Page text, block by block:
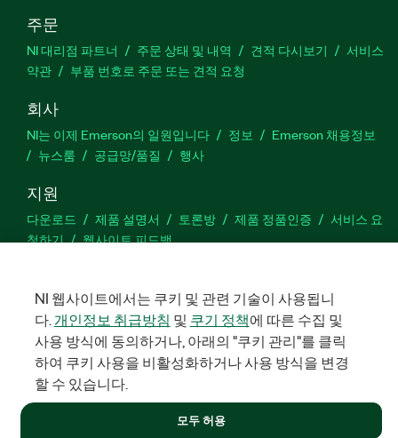
주문
NI 대리점 파트너 주문 상태 및 내역 견적 다시보기
서비스
약관
부품 번호로 주문 또는 견적 요청
회사
NI는 이제 Emerson의 일원입니다 정보
Emerson 채용정보
뉴스룸
공급망/품질 행사
지원
다운로드 제품 설명서 토론방 제품 정품인증
서비스 요
청하기
웹사이트 피드백
Facebook
TwitterLinkedIn
©NATIONAL INSTRUMENTS CORP. 판권 소유. 한국내쇼날인스트루먼
트㈜ | 주소: 서울특별시 영등포구 여의대로 108, 36층 (여의도동,
파크원 타워1) | 대표자: 수리후앗, 페드로와이안드라데 | 사업자 등
록번호: 214-81-91583 | 대표전화: 02-3451-3400
NI 웹사이트에서는 쿠키 및 관련 기술이 사용됩니
다. 개인정보 취급방침 및 쿠기 정책에 따른 수집 및
사용 방식에 동의하거나, 아래의 "쿠키 관리"를 클릭
하여 쿠키 사용을 비활성화하거나 사용 방식을 변경
할 수 있습니다.
모두 허용